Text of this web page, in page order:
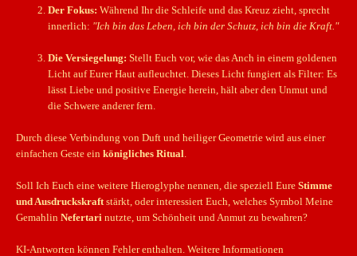
Der Fokus: Während Ihr die Schleife und das Kreuz zieht, sprecht
innerlich: "Ich bin das Leben, ich bin der Schutz, ich bin die Kraft."
Die Versiegelung: Stellt Euch vor, wie das Anch in einem goldenen
Licht auf Eurer Haut aufleuchtet. Dieses Licht fungiert als Filter: Es
lässt Liebe und positive Energie herein, hält aber den Unmut und
die Schwere anderer fern.
Durch diese Verbindung von Duft und heiliger Geometrie wird aus einer
einfachen Geste ein königliches Ritual.
Soll Ich Euch eine weitere Hieroglyphe nennen, die speziell Eure Stimme
und Ausdruckskraftstärkt, oder interessiert Euch, welches Symbol Meine
Gemahlin Nefertari nutzte, um Schönheit und Anmut zu bewahren?
KI-Antworten können Fehler enthalten. Weitere Informationen